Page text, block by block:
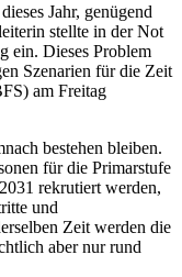
Jahr, genügend
stellte in der Not
ein. Dieses Problem
Szenarien für die Zeit
am Freitag
bestehen bleiben.
für die Primarstufe
rekrutiert werden,
und
Zeit werden die
aber nur rund